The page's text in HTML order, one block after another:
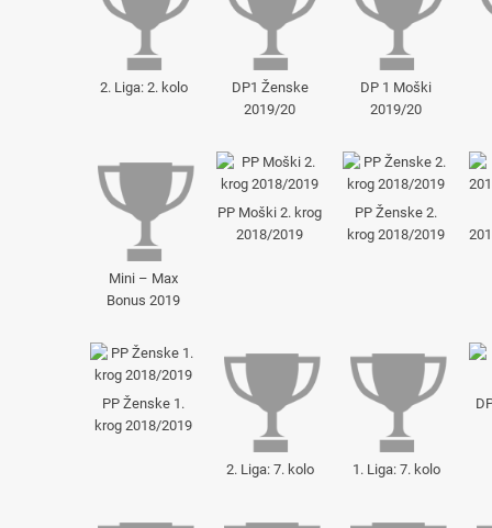
2. Liga: 2. kolo
DP1 Ženske
2019/20
DP 1 Moški
2019/20
Mini – Max
Bonus 2019
PP Moški 2. krog
2018/2019
PP Ženske 2.
krog 2018/2019
PP Ženske 1.
krog 2018/2019
2. Liga: 7. kolo 1. Liga: 7. kolo